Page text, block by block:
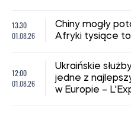
13:30
01.08.26
Chiny mogły
Afryki tysiące
12:00
01.08.26
Ukraińskie
jedne z
w Europie –